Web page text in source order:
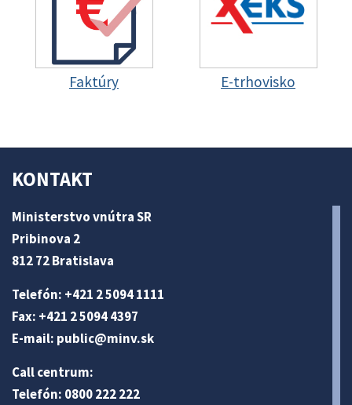
Faktúry E-trhovisko
KONTAKT
Ministerstvo vnútra SR
Pribinova 2
812 72 Bratislava
Telefón: +421 2 5094 1111
Fax: +421 2 5094 4397
E-mail: public@minv.sk
Call centrum:
Telefón: 0800 222 222